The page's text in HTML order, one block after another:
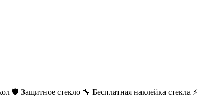
🛡️ Защитное стекло 🔧 Бесплатная наклейка стекла ⚡